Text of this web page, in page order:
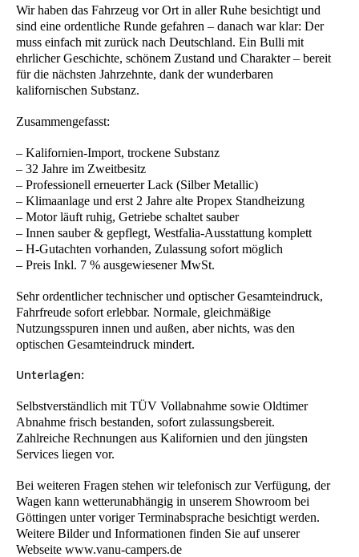
Wir haben das Fahrzeug vor Ort in aller Ruhe besichtigt und
sind eine ordentliche Runde gefahren – danach war klar: Der
muss einfach mit zurück nach Deutschland. Ein Bulli mit
ehrlicher Geschichte, schönem Zustand und Charakter – bereit
für die nächsten Jahrzehnte, dank der wunderbaren
kalifornischen Substanz.
Zusammengefasst:
– Kalifornien-Import, trockene Substanz
– 32 Jahre im Zweitbesitz
– Professionell erneuerter Lack (Silber Metallic)
– Klimaanlage und erst 2 Jahre alte Propex Standheizung
– Motor läuft ruhig, Getriebe schaltet sauber
– Innen sauber & gepflegt, Westfalia-Ausstattung komplett
– H-Gutachten vorhanden, Zulassung sofort möglich
– Preis Inkl. 7 % ausgewiesener MwSt.
Sehr ordentlicher technischer und optischer Gesamteindruck,
Fahrfreude sofort erlebbar. Normale, gleichmäßige
Nutzungsspuren innen und außen, aber nichts, was den
optischen Gesamteindruck mindert.
Unterlagen:
Selbstverständlich mit TÜV Vollabnahme sowie Oldtimer
Abnahme frisch bestanden, sofort zulassungsbereit.
Zahlreiche Rechnungen aus Kalifornien und den jüngsten
Services liegen vor.
Bei weiteren Fragen stehen wir telefonisch zur Verfügung, der
Wagen kann wetterunabhängig in unserem Showroom bei
Göttingen unter voriger Terminabsprache besichtigt werden.
Weitere Bilder und Informationen finden Sie auf unserer
Webseite www.vanu-campers.de